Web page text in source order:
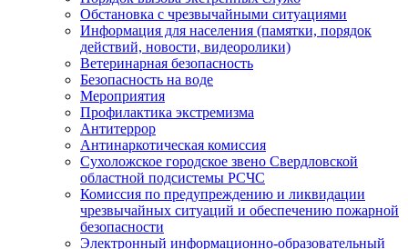
Обстановка с чрезвычайными ситуациями
Информация для населения (памятки, порядок
действий, новости, видеоролики)
Ветеринарная безопасность
Безопасность на воде
Мероприятия
Профилактика экстремизма
Антитеррор
Антинаркотическая комиссия
Сухоложское городское звено Свердловской
областной подсистемы РСЧС
Комиссия по предупреждению и ликвидации
чрезвычайных ситуаций и обеспечению пожарной
безопасности
Электронный информационно-образовательный